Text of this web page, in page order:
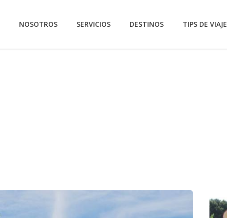
NOSOTROS SERVICIOS DESTINOS TIPS DE VIAJE